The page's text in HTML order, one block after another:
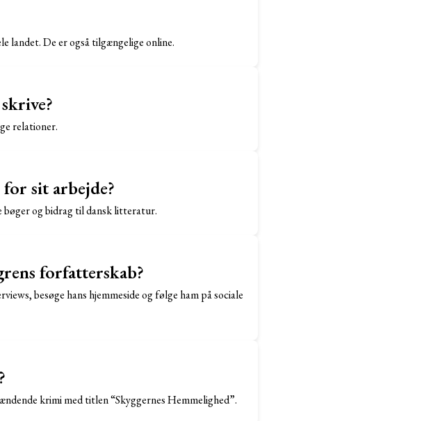
landet. De er også tilgængelige online.
relationer.
sit arbejde?
bøger og bidrag til dansk litteratur.
forfatterskab?
besøge hans hjemmeside og følge ham på sociale
krimi med titlen “Skyggernes Hemmelighed”.